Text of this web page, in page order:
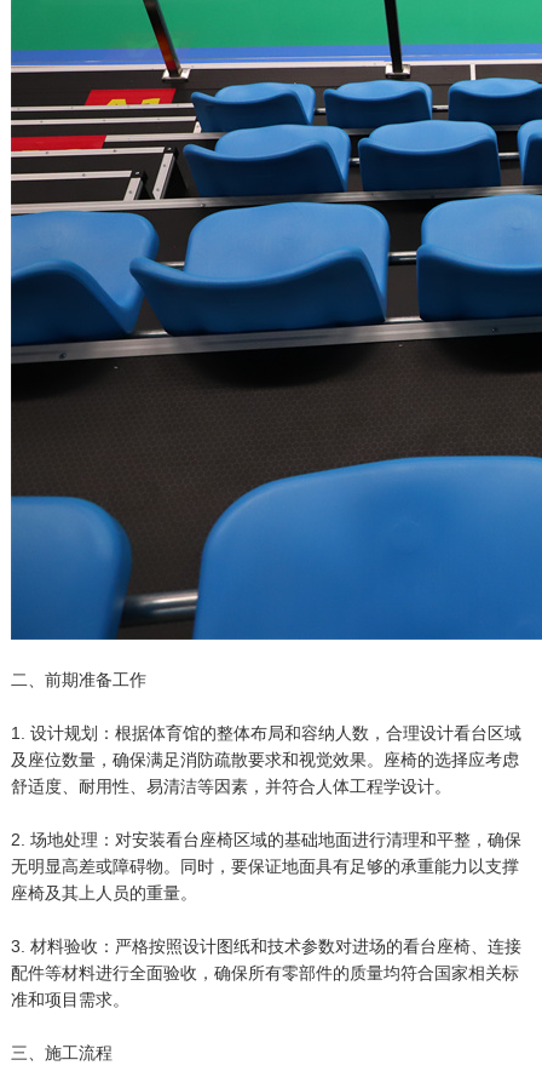
二、前期准备工作
1. 设计规划：根据体育馆的整体布局和容纳人数，合理设计看台区域
及座位数量，确保满足消防疏散要求和视觉效果。座椅的选择应考虑
舒适度、耐用性、易清洁等因素，并符合人体工程学设计。
2. 场地处理：对安装看台座椅区域的基础地面进行清理和平整，确保
无明显高差或障碍物。同时，要保证地面具有足够的承重能力以支撑
座椅及其上人员的重量。
3. 材料验收：严格按照设计图纸和技术参数对进场的看台座椅、连接
配件等材料进行全面验收，确保所有零部件的质量均符合国家相关标
准和项目需求。
三、施工流程